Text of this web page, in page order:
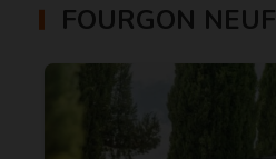
FOURGON NEUF